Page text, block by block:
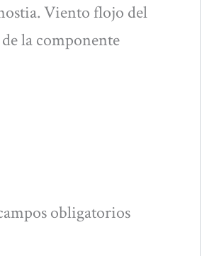
Viento flojo del
la componente
obligatorios